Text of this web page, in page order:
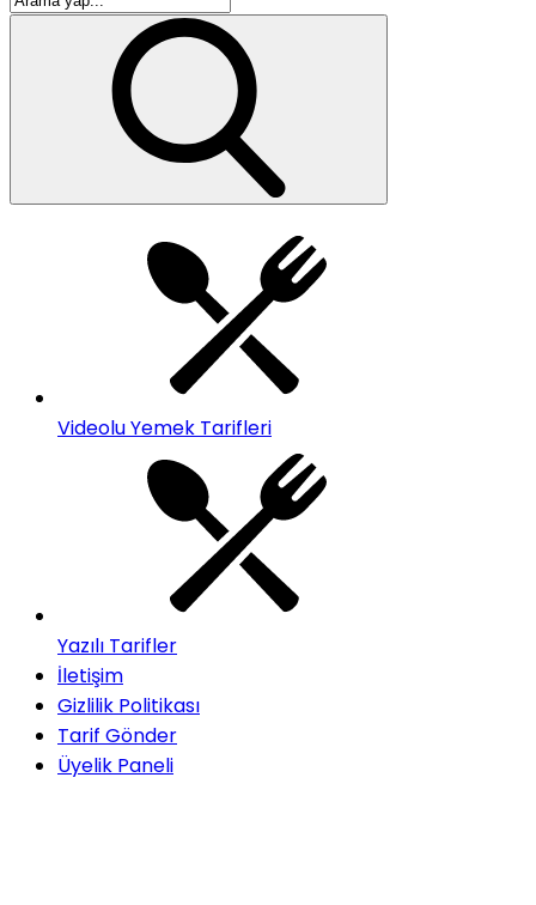
Videolu Yemek Tarifleri
Yazılı Tarifler
İletişim
Gizlilik Politikası
Tarif Gönder
Üyelik Paneli